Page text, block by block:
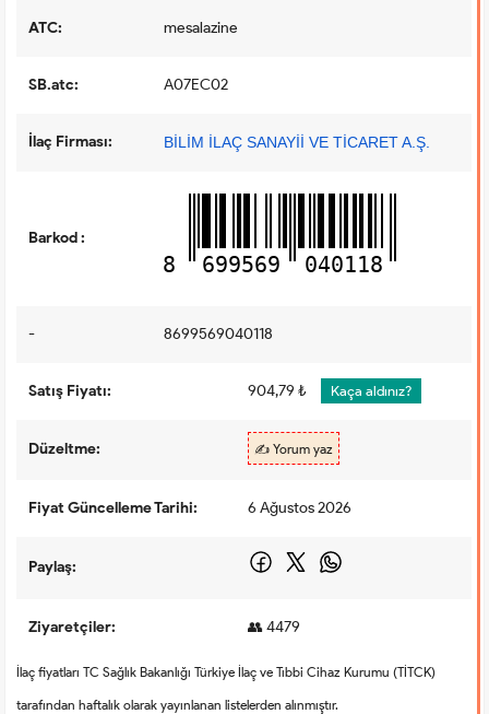
ATC: mesalazine
SB.atc: A07EC02
İlaç Firması: BİLİM İLAÇ SANAYİİ VE TİCARET A.Ş.
Barkod :
8 699569 040118
- 8699569040118
Satış Fiyatı: 904,79 ₺ Kaça aldınız?
Düzeltme: ✍️ Yorum yaz
Fiyat Güncelleme Tarihi: 6 Ağustos 2026
Paylaş:
Ziyaretçiler: 👥 4479
İlaç fiyatları TC Sağlık Bakanlığı Türkiye İlaç ve Tıbbi Cihaz Kurumu (TİTCK)
tarafından haftalık olarak yayınlanan listelerden alınmıştır.